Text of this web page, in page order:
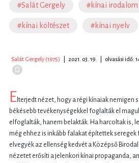
#Salát Gergely #kínai irodalom
#kínai költészet #kínai nyelv
Salát Gergely (1975) 2021. 03. 19. olvasási idő:
E lterjedt nézet, hogy a régi kínaiak nemigen
békésebb tevékenységekkel foglalták el
elfoglalták, hanem belakták. Ha harcoltak is,
még ehhez is inkább falakat építettek
elvegyék az ellenség kedvét a Középső
nézetet erősíti a jelenkori kínai propaganda,